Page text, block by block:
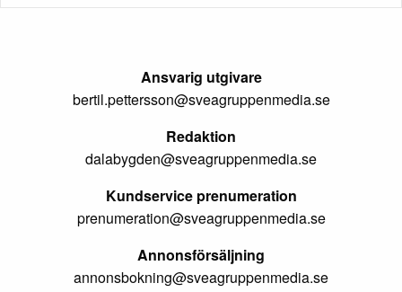
Ansvarig utgivare
bertil.pettersson@sveagruppenmedia.se
Redaktion
dalabygden@sveagruppenmedia.se
Kundservice prenumeration
prenumeration@sveagruppenmedia.se
Annonsförsäljning
annonsbokning@sveagruppenmedia.se